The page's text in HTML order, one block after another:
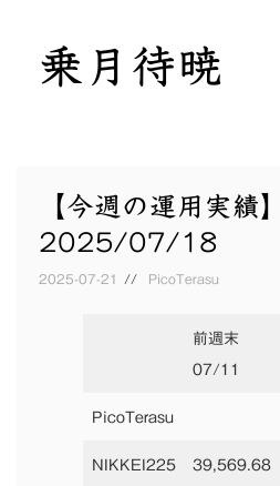
乗月待暁
【今週の運用実績】
2025/07/18
2025-07-21 PicoTerasu
前週末
07/11
PicoTerasu
NIKKEI225 39,569.68